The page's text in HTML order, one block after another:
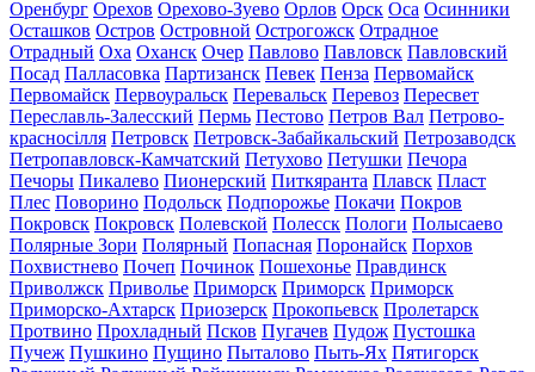
Оренбург Орехов Орехово-Зуево Орлов Орск Оса Осинники
Осташков Остров Островной Острогожск Отрадное
Отрадный Оха Оханск Очер Павлово Павловск Павловский
Посад Палласовка Партизанск Певек Пенза Первомайск
Первомайск Первоуральск Перевальск Перевоз Пересвет
Переславль-Залесский Пермь Пестово Петров Вал Петрово-
красносілля Петровск Петровск-Забайкальский Петрозаводск
Петропавловск-Камчатский Петухово Петушки Печора
Печоры Пикалево Пионерский Питкяранта Плавск Пласт
Плес Поворино Подольск Подпорожье Покачи Покров
Покровск Покровск Полевской Полесск Пологи Полысаево
Полярные Зори Полярный Попасная Поронайск Порхов
Похвистнево Почеп Починок Пошехонье Правдинск
Приволжск Приволье Приморск Приморск Приморск
Приморско-Ахтарск Приозерск Прокопьевск Пролетарск
Протвино Прохладный Псков Пугачев Пудож Пустошка
Пучеж Пушкино Пущино Пыталово Пыть-Ях Пятигорск